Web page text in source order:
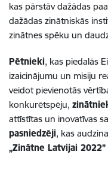
kas pārstāv dažādas
dažādas zinātniskās
zinātnes spēku un
Pētnieki, kas piedalās
izaicinājumu un misiju
veidot pievienotās
konkurētspēju,
attīstītas un inovatīvas
pasniedzēji, kas
„Zinātne Latvijai